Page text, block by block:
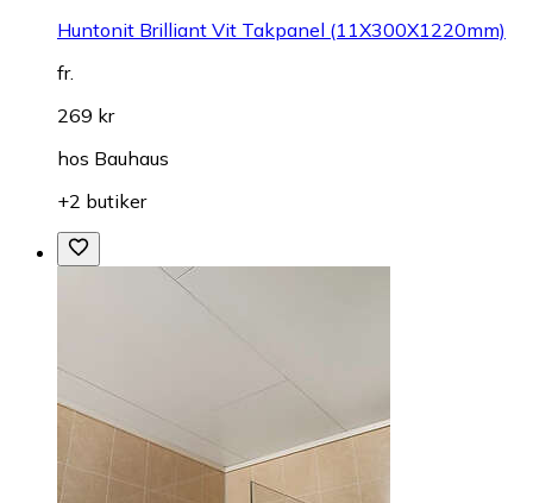
Huntonit Brilliant Vit Takpanel (11X300X1220mm)
fr.
269 kr
hos Bauhaus
+2 butiker